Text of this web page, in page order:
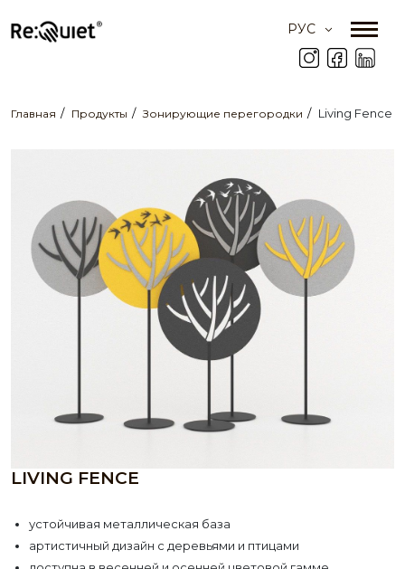
РУС
Главная Продукты Зонирующие перегородки Living Fence
LIVING FENCE
устойчивая металлическая база
артистичный дизайн с деревьями и птицами